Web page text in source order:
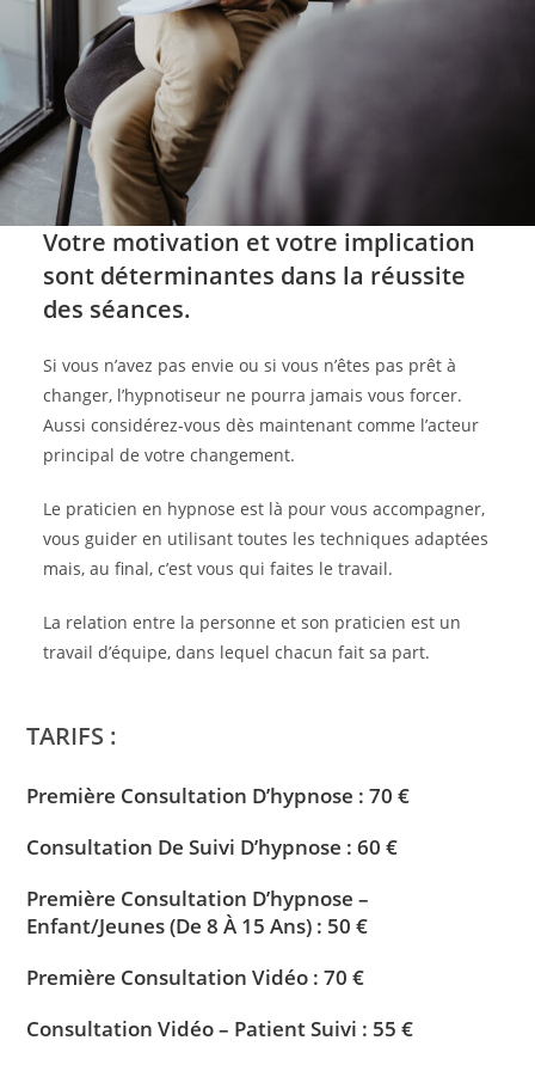
Votre motivation et votre implication
sont déterminantes dans la réussite
des séances.
Si vous n’avez pas envie ou si vous n’êtes pas prêt à
changer, l’hypnotiseur ne pourra jamais vous forcer.
Aussi considérez-vous dès maintenant comme l’acteur
principal de votre changement.
Le praticien en hypnose est là pour vous accompagner,
vous guider en utilisant toutes les techniques adaptées
mais, au final, c’est vous qui faites le travail.
La relation entre la personne et son praticien est un
travail d’équipe, dans lequel chacun fait sa part.
TARIFS :
Première Consultation D’hypnose : 70 €
Consultation De Suivi D’hypnose : 60 €
Première Consultation D’hypnose –
Enfant/Jeunes (De 8 À 15 Ans) : 50 €
Première Consultation Vidéo : 70 €
Consultation Vidéo – Patient Suivi : 55 €